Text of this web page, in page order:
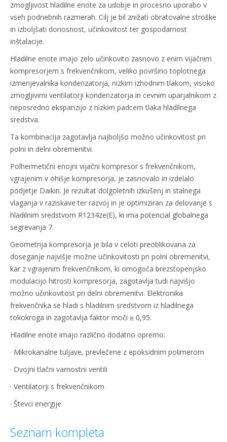
zmogljivost hladilne enote za udobje in procesno uporabo v
vseh podnebnih razmerah. Cilj je bil znižati obratovalne stroške
in izboljšati donosnost, učinkovitost ter gospodarnost
inštalacije.
Hladilne enote imajo zelo učinkovito zasnovo z enim vijačnim
kompresorjem s frekvenčnikom, veliko površino toplotnega
izmenjevalnika kondenzatorja, nizkim izhodnim tlakom, visoko
zmogljivimi ventilatorji kondenzatorja in cevnim uparjalnikom z
neposredno ekspanzijo z nizkim padcem tlaka hladilnega
sredstva.
Ta kombinacija zagotavlja najboljšo možno učinkovitost pri
polni in delni obremenitvi.
Polhermetični enojni vijačni kompresor s frekvenčnikom,
vgrajenim v ohišje kompresorja, je zasnovalo in izdelalo
podjetje Daikin. Je rezultat dolgoletnih izkušenj in stalnega
vlaganja v raziskave ter razvoj in je optimiziran za delovanje s
hladilnim sredstvom R1234ze(E), ki ima potencial globalnega
segrevanja 7.
Geometrija kompresorja je bila v celoti preoblikovana za
doseganje najvišje možne učinkovitosti pri polni obremenitvi,
kar z vgrajenim frekvenčnikom, ki omogoča brezstopenjsko
modulacijo hitrosti kompresorja, zagotavlja tudi najvišjo
možno učinkovitost pri delni obremenitvi. Elektronika
frekvenčnika se hladi s hladilnim sredstvom iz hladilnega
tokokroga in zagotavlja faktor moči ≥ 0,95.
Hladilne enote imajo različno dodatno opremo:
· Mikrokanalne tuljave, prevlečene z epoksidnim polimerom
· Dvojni tlačni varnostni ventili
· Ventilatorji s frekvenčnikom
· Števci energije
Seznam kompleta